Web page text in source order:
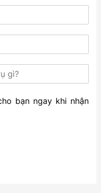
bạn ngay khi nhận